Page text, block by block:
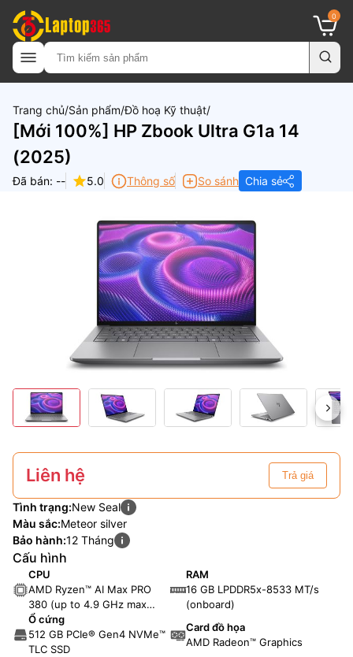
0
Trang chủ Sản phẩm Đồ hoạ Kỹ thuật
[Mới 100%] HP Zbook Ultra G1a 14
(2025)
Đã bán: -- 5.0 Thông số So sánh Chia sẻ
Liên hệ Trả giá
Tình trạng:New Seal
Màu sắc:Meteor silver
Bảo hành:12 Tháng
Cấu hình
CPU
AMD Ryzen™ AI Max PRO
380 (up to 4.9 GHz max
boost clock, 16 MB L3
cache, 6 cores, 12 threads)
RAM
16 GB LPDDR5x-8533 MT/s
(onboard)
Ổ cứng
512 GB PCIe® Gen4 NVMe™
TLC SSD
Card đồ họa
AMD Radeon™ Graphics